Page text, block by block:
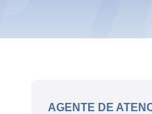
AGENTE DE